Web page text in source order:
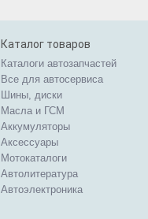
Каталог товаров
Каталоги автозапчастей
Все для автосервиса
Шины, диски
Масла и ГСМ
Аккумуляторы
Аксессуары
Мотокаталоги
Автолитература
Автоэлектроника